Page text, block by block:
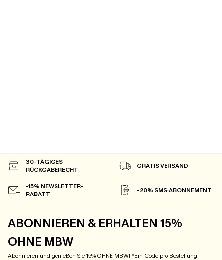
30-TÄGIGES
RÜCKGABERECHT
GRATIS VERSAND
-15% NEWSLETTER-
RABATT
-20% SMS-ABONNEMENT
ABONNIEREN & ERHALTEN 15%
OHNE MBW
Abonnieren und genießen Sie 15% OHNE MBW! *Ein Code pro Bestellung.